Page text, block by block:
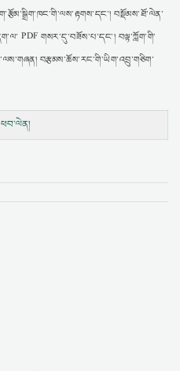
བསྡོམས་ཐོ་ལེན་
PDF གསར་དུ་བཟོས་པ་དང་། བལྟ་ཀློག་གི་
བརྩམས་ཆོས་རང་གི་ཡིག་འབྲུ་གཅིག་
ཕབ་ལེན།